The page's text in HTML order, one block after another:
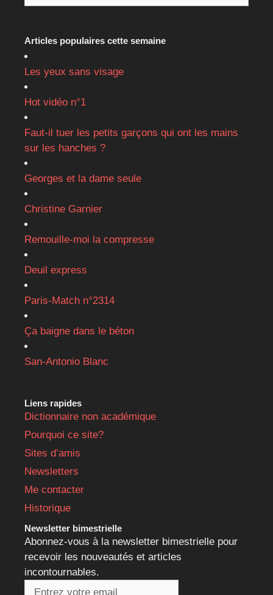
Articles populaires cette semaine
Les yeux sans visage
Hot vidéo n°1
Faut-il tuer les petits garçons qui ont les mains
sur les hanches ?
Georges et la dame seule
Christine Garnier
Remouille-moi la compresse
Deuil express
Paris-Match n°2314
Ça baigne dans le béton
San-Antonio Blanc
Liens rapides
Dictionnaire non académique
Pourquoi ce site?
Sites d’amis
Newsletters
Me contacter
Historique
Newsletter bimestrielle
Abonnez-vous à la newsletter bimestrielle pour
recevoir les nouveautés et articles
incontournables.